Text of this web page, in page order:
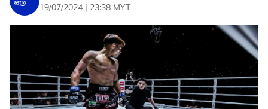
19/07/2024 | 23:38 MYT